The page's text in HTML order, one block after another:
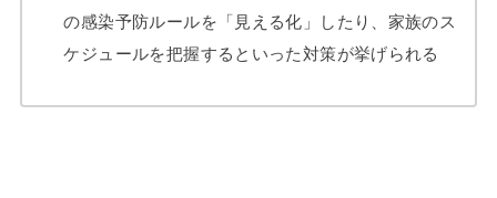
の感染予防ルールを「見える化」したり、家族のス
ケジュールを把握するといった対策が挙げられる